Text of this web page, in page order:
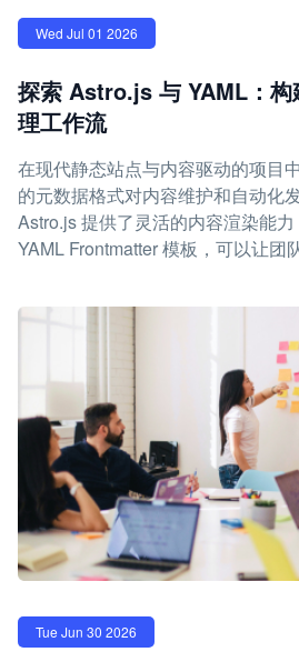
Wed Jul 01 2026
探索 Astro.js 与 YAML：构
理工作流
在现代静态站点与内容驱动的项目
的元数据格式对内容维护和自动化
Astro.js 提供了灵活的内容渲染能
YAML Frontmatter 模板，可以让团
Tue Jun 30 2026